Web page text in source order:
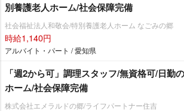
別養護老人ホーム/社会保障完備
社会福祉法人和敬会/特別養護老人ホーム なごみの郷
時給1,140円
アルバイト・パート / 愛知県
「週2から可」調理スタッフ/無資格可/日勤
ホーム/社会保障完備
株式会社エメラルドの郷/ライフパートナー住吉